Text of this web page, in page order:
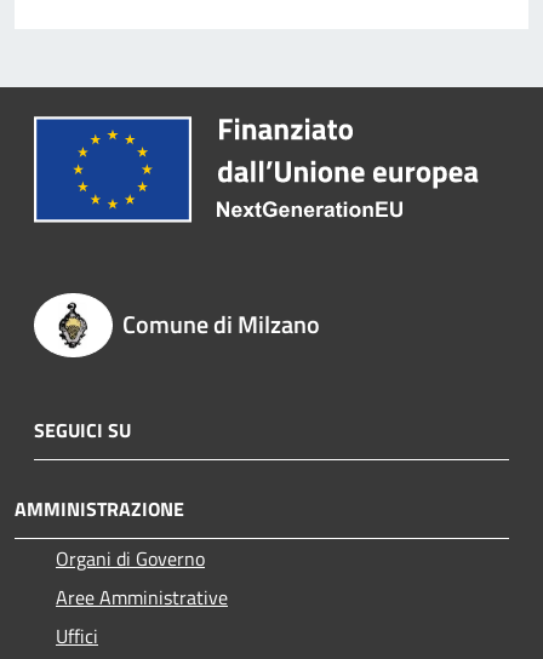
Comune di Milzano
SEGUICI SU
AMMINISTRAZIONE
Organi di Governo
Aree Amministrative
Uffici